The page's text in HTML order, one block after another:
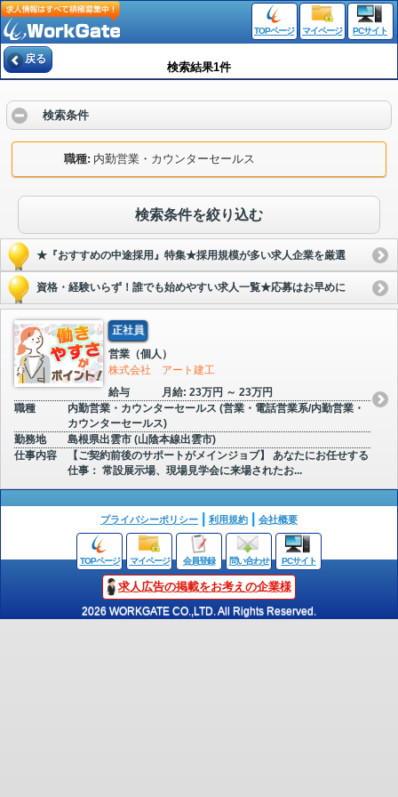
TOPページ マイページ PCサイト
戻る
検索結果1件
検索条件
職種 内勤営業・カウンターセールス
検索条件を絞り込む
★『おすすめの中途採用』特集★採用規模が多い求人企業を厳選
資格・経験いらず！誰でも始めやすい求人一覧★応募はお早めに
正社員
営業（個人）
株式会社 アート建工
給与
月給: 23万円 ～ 23万円
職種
内勤営業・カウンターセールス (営業・電話営業系/内勤営業・
カウンターセールス)
勤務地
島根県出雲市 (山陰本線出雲市)
仕事内容
【ご契約前後のサポートがメインジョブ】 あなたにお任せする
仕事： 常設展示場、現場見学会に来場されたお...
プライバシーポリシー 利用規約 会社概要
TOPページ マイページ 会員登録 問い合わせ PCサイト
求人広告の掲載をお考えの企業様
2026 WORKGATE CO.,LTD. All Rights Reserved.